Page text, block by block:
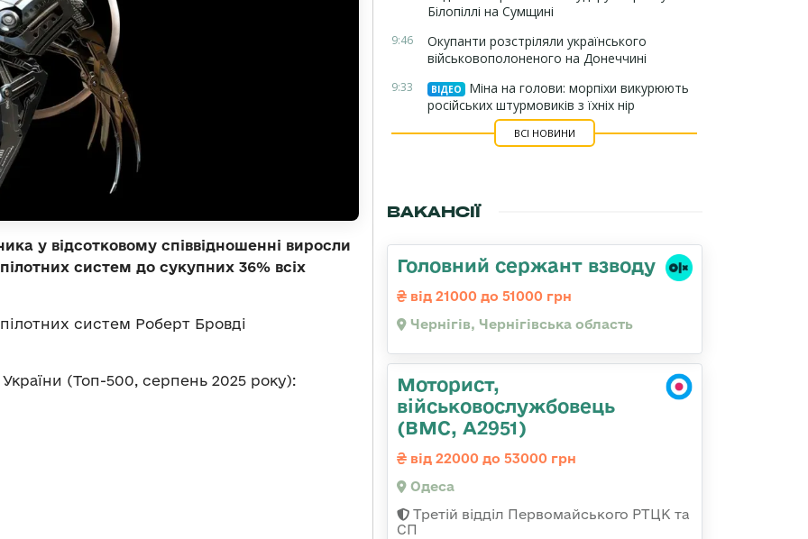
у відсотковому співвідношенні виросли
систем до сукупних 36% всіх
систем Роберт Бровді
(Топ-500, серпень 2025 року):
Білопіллі на Сумщині
9:46
Окупанти розстріляли українського
військовополоненого на Донеччині
9:33 ВІДЕО
Міна на голови: морпіхи викурюють
російських штурмовиків з їхніх нір
ВСІ НОВИНИ
ВАКАНСІЇ
Головний сержант взводу
від 21000 до 51000 грн
Чернігів, Чернігівська область
Моторист,
військовослужбовець
(ВМС, А2951)
від 22000 до 53000 грн
Одеса
Третій відділ Первомайського РТЦК та
СП